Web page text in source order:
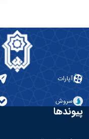
آپارات
سروش
پیوندها